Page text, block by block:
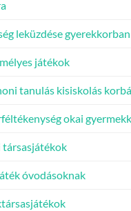
leküzdése gyerekkorban
játékok
tanulás kisiskolás
okai
társasjátékok
óvodásoknak